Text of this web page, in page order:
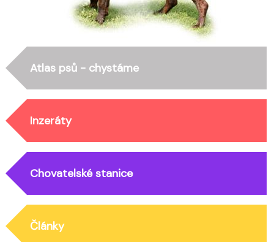
Atlas psů - chystáme
Inzeráty
Chovatelské stanice
Články